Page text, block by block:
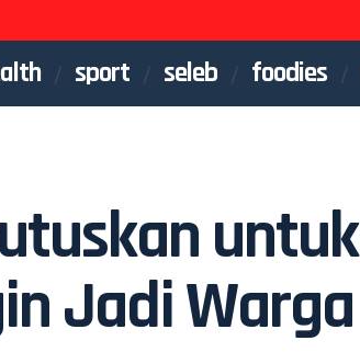
sport seleb foodies
untuk
Jadi Warga